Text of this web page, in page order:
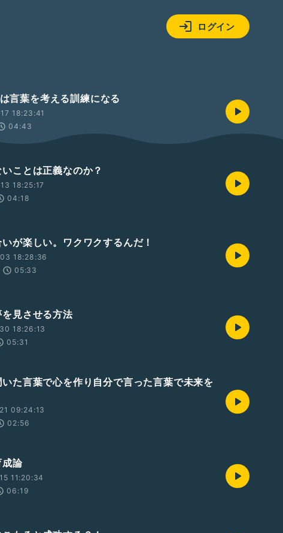
ログイン
言葉を考える訓練になる
18:23:41
04:43
ことは正義なのか？
18:25:17
04:18
が楽しい。ワクワクするんだ！
18:28:36
05:33
見させる方法
18:26:13
05:31
いた言葉で心を作り自分で言った言葉で未来を
09:24:13
02:56
成論
11:20:34
06:19